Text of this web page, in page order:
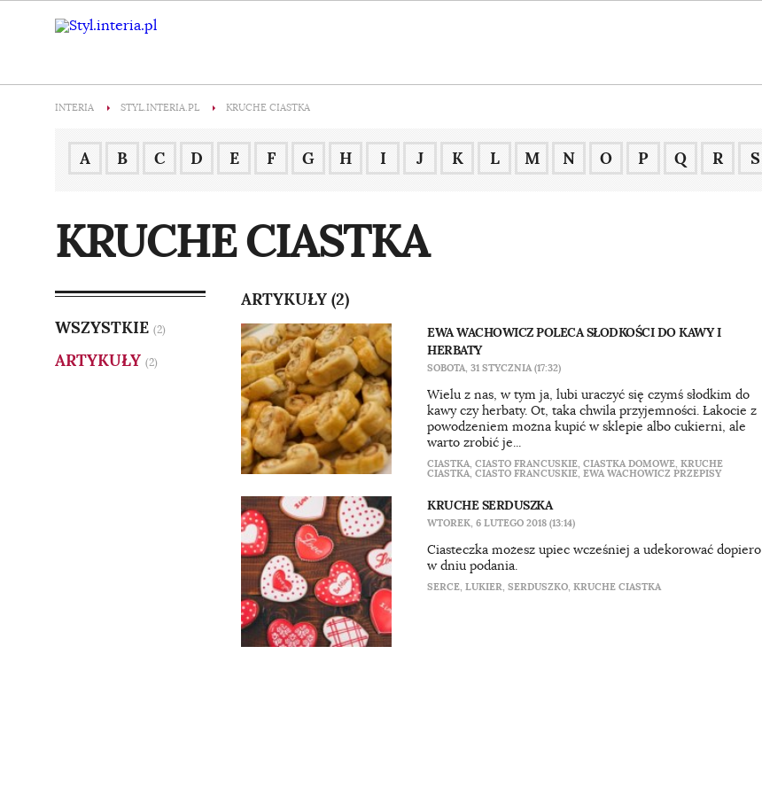
INTERIA STYL.INTERIA.PL KRUCHE CIASTKA
A B C D E F G H I J K L M N O P Q R S
KRUCHE CIASTKA
WSZYSTKIE (2)
ARTYKUŁY (2)
ARTYKUŁY (2)
EWA WACHOWICZ POLECA SŁODKOŚCI DO KAWY I
HERBATY
SOBOTA, 31 STYCZNIA (17:32)
Wielu z nas, w tym ja, lubi uraczyć się czymś słodkim do
kawy czy herbaty. Ot, taka chwila przyjemności. Łakocie z
powodzeniem można kupić w sklepie albo cukierni, ale
warto zrobić je...
CIASTKA, CIASTO FRANCUSKIE, CIASTKA DOMOWE, KRUCHE
CIASTKA, CIASTO FRANCUSKIE, EWA WACHOWICZ PRZEPISY
KRUCHE SERDUSZKA
WTOREK, 6 LUTEGO 2018 (13:14)
Ciasteczka możesz upiec wcześniej a udekorować dopiero
w dniu podania.
SERCE, LUKIER, SERDUSZKO, KRUCHE CIASTKA